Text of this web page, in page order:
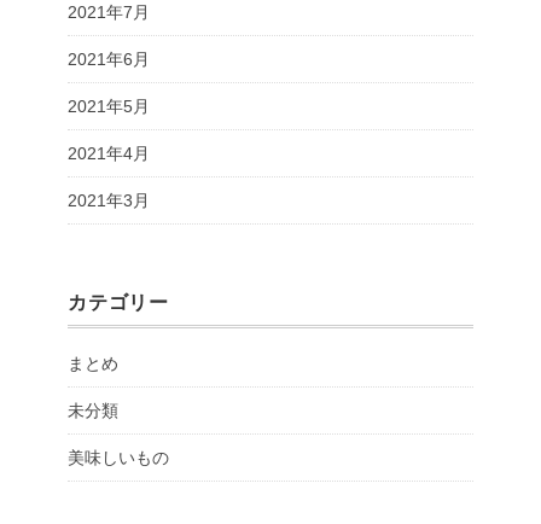
2021年7月
2021年6月
2021年5月
2021年4月
2021年3月
カテゴリー
まとめ
未分類
美味しいもの